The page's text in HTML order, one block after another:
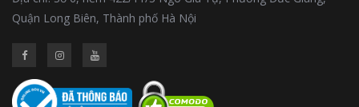
Quận Long Biên, Thành phố Hà Nội